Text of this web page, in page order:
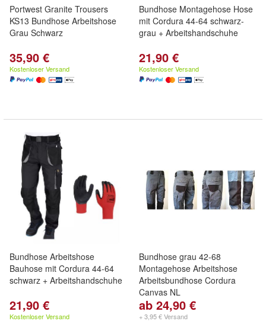
Portwest Granite Trousers
KS13 Bundhose Arbeitshose
Grau Schwarz
35,90 €
Kostenloser Versand
Bundhose Montagehose Hose
mit Cordura 44-64 schwarz-
grau + Arbeitshandschuhe
21,90 €
Kostenloser Versand
Bundhose Arbeitshose
Bauhose mit Cordura 44-64
schwarz + Arbeitshandschuhe
21,90 €
Kostenloser Versand
Bundhose grau 42-68
Montagehose Arbeitshose
Arbeitsbundhose Cordura
Canvas NL
ab 24,90 €
+ 3,95 € Versand